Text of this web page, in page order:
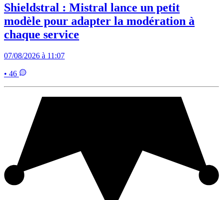
Shieldstral : Mistral lance un petit
modèle pour adapter la modération à
chaque service
07/08/2026 à 11:07
• 46